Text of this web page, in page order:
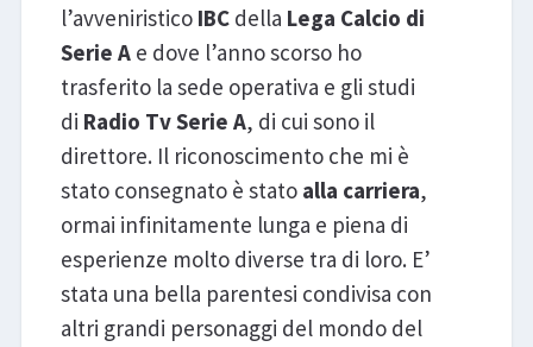
l’avveniristico IBC della Lega Calcio di
Serie Ae dove l’anno scorso ho
trasferito la sede operativa e gli studi
di Radio Tv Serie A, di cui sono il
direttore. Il riconoscimento che mi è
stato consegnato è stato alla carriera,
ormai infinitamente lunga e piena di
esperienze molto diverse tra di loro. E’
stata una bella parentesi condivisa con
altri grandi personaggi del mondo del